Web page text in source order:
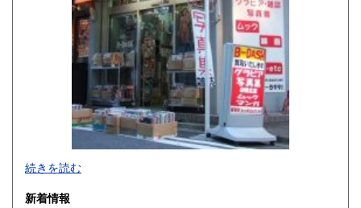
600円 鹿児島県
600円
新旧女優・アイドルのグラビア、なつかしの本
映画・特撮、ゲーム・アニメ古漫画などの趣味本は当店にお
続きを読む
新着情報